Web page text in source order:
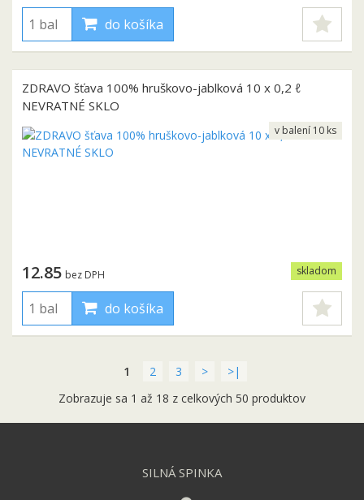
do košíka
ZDRAVO šťava 100% hruškovo-jablková 10 x 0,2 ℓ
NEVRATNÉ SKLO
skladom
12.85 bez DPH
do košíka
v balení 10 ks
1 2 3 >
>|
Zobrazuje sa 1 až 18 z celkových 50 produktov
SILNÁ SPINKA